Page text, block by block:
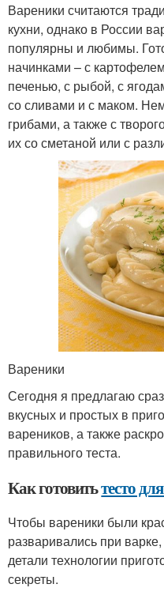
Вареники считаются
кухни, однако в России
популярны и любимы.
начинками – с
печенью, с рыбой, с
со сливами и с маком.
грибами, а также с
их со сметаной или с
Вареники
Сегодня я предлагаю
вкусных и простых в
вареников, а также
правильного теста.
Как готовитьтесто
Чтобы вареники были
разваривались при
детали технологии
секреты.